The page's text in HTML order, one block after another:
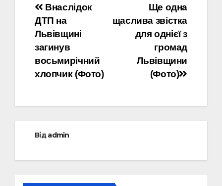
Навігація
записів
Ще одна
щаслива звістка
для однієї з
громад
Львівщини
(Фото)
Внаслідок
ДТП на
Львівщині
загинув
восьмирічний
хлопчик (Фото)
Відadmin